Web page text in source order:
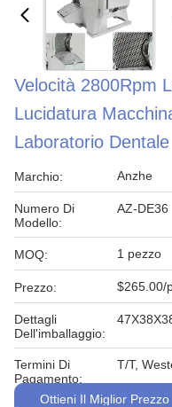
Velocità 2800Rpm
Lucidatura
Laboratorio Dentale
Marchio: Anzhe
Numero Di
Modello:
AZ-DE36
MOQ: 1 pezzo
Prezzo: $265.00/
Dettagli
Dell'imballaggio:
Termini Di
Pagamento:
T/T,
Ottieni Il Miglior Prezzo